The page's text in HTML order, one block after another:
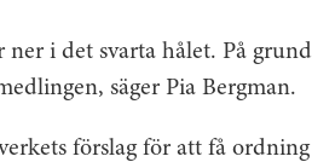
i det svarta hålet. På grund
säger Pia Bergman.
förslag för att få ordning